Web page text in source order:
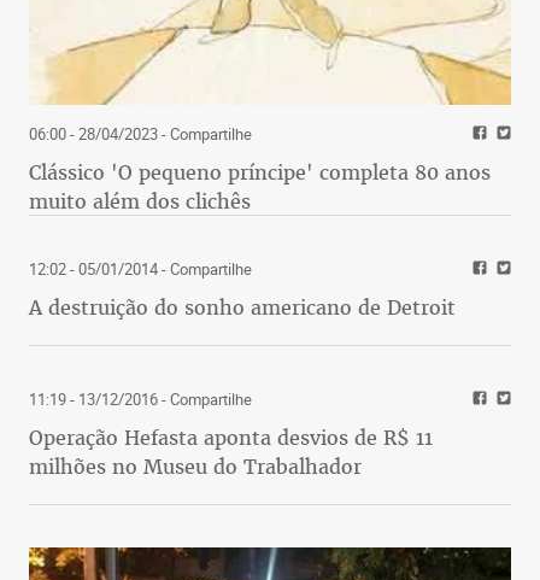
06:00 - 28/04/2023- Compartilhe
Clássico 'O pequeno príncipe' completa 80 anos
muito além dos clichês
12:02 - 05/01/2014- Compartilhe
A destruição do sonho americano de Detroit
11:19 - 13/12/2016- Compartilhe
Operação Hefasta aponta desvios de R$ 11
milhões no Museu do Trabalhador